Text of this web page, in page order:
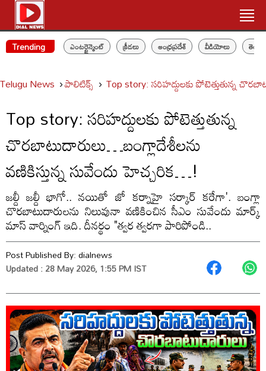
Trending ఎంటర్టైన్మెంట్ క్రీడలు ఆంధ్రప్రదేశ్ వీడియోలు
Telugu News పాలిటిక్స్‌ Top story: సరిహద్దులకు పోటెత్తుతున్న
Top story: సరిహద్దులకు పోటెత్తుతున్న
చొరబాటుదారులు…బంగ్లాదేశీలను
వణికిస్తున్న సువేందు హెచ్చరిక…!
జల్దీ జల్దీ భాగో.. నయితో జో కర్నాహై సర్కార్ కరేగా'. బంగ్లా
చొరబాటుదారులను నిలువునా వణికించిన సీఎం సువేందు మార్క్
మాస్ వార్నింగ్ ఇది. దీనర్థం "త్వర త్వరగా పారిపోండి..
Post Published By:dialnews
Updated : 28 May 2026, 1:55 PM IST